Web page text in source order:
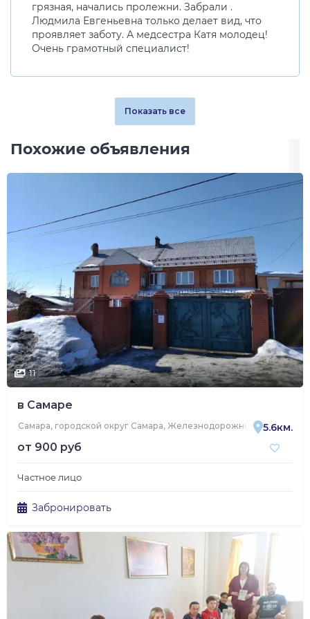
грязная, начались пролежни. Забрали .
Людмила Евгеньевна только делает вид, что
проявляет заботу. А медсестра Катя молодец!
Очень грамотный специалист!
Показать все
Похожие объявления
11
в Самаре
Самара, городской округ Самара, Железнодорожный район,
5.6км.
от 900 руб
Частное лицо
Забронировать